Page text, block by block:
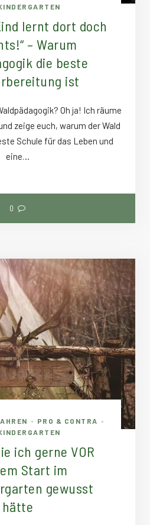
lernt dort doch
– Warum
die beste
ist
Oh ja! Ich räume
zeige euch, warum der Wald
Schule für das Leben und
eine…
0
• PRO & CONTRA •
ich gerne VOR
Start im
gewusst
hätte